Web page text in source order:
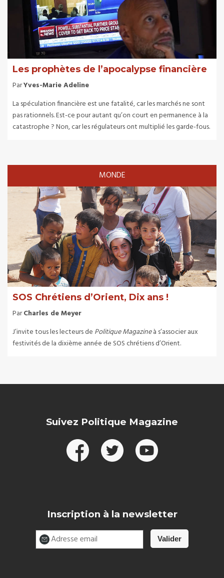
Les prophètes de l’apocalypse financière
ParYves-Marie Adeline
La spéculation financière est une fatalité, car les marchés ne sont
pas rationnels. Est-ce pour autant qu’on court en permanence à la
catastrophe ? Non, car les régulateurs ont multiplié les garde-fous.
MONDE
SOS Chrétiens d’Orient, Dix ans !
ParCharles de Meyer
J’invite tous les lecteurs de Politique Magazineà s’associer aux
festivités de la dixième année de SOS chrétiens d’Orient.
Suivez Politique Magazine
Inscription à la newsletter